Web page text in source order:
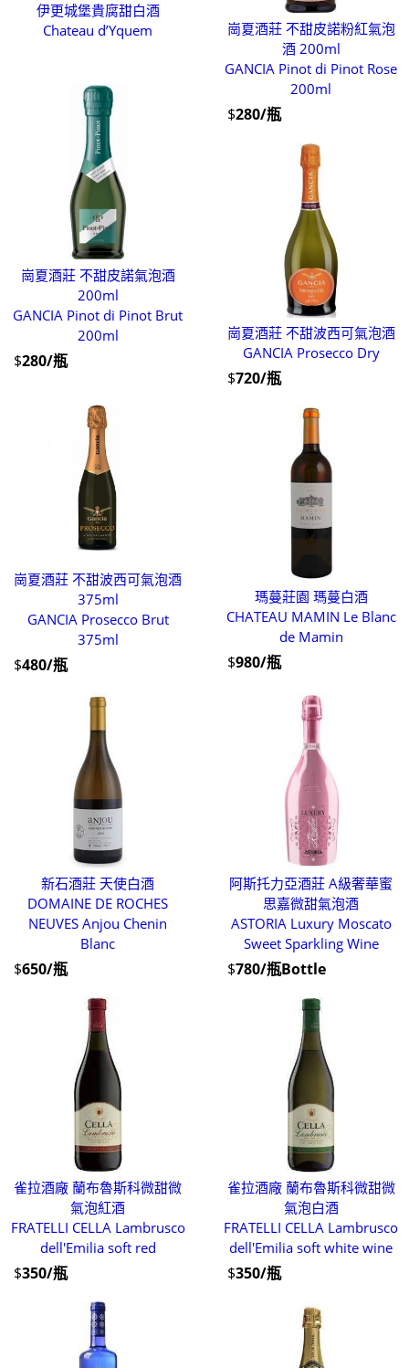
伊更城堡貴腐甜白酒
Chateau d’Yquem
崗夏酒莊 不甜皮諾粉紅氣泡
酒 200ml
GANCIA Pinot di Pinot Rose
200ml
$280/瓶
崗夏酒莊 不甜皮諾氣泡酒
200ml
GANCIA Pinot di Pinot Brut
200ml
$280/瓶
崗夏酒莊 不甜波西可氣泡酒
GANCIA Prosecco Dry
$720/瓶
崗夏酒莊 不甜波西可氣泡酒
375ml
GANCIA Prosecco Brut
375ml
$480/瓶
瑪蔓莊園 瑪蔓白酒
CHATEAU MAMIN Le Blanc
de Mamin
$980/瓶
新石酒莊 天使白酒
DOMAINE DE ROCHES
NEUVES Anjou Chenin
Blanc
$650/瓶
阿斯托力亞酒莊 A級奢華蜜
思嘉微甜氣泡酒
ASTORIA Luxury Moscato
Sweet Sparkling Wine
$780/瓶Bottle
雀拉酒廠 蘭布魯斯科微甜微
氣泡紅酒
FRATELLI CELLA Lambrusco
dell'Emilia soft red
$350/瓶
雀拉酒廠 蘭布魯斯科微甜微
氣泡白酒
FRATELLI CELLA Lambrusco
dell'Emilia soft white wine
$350/瓶